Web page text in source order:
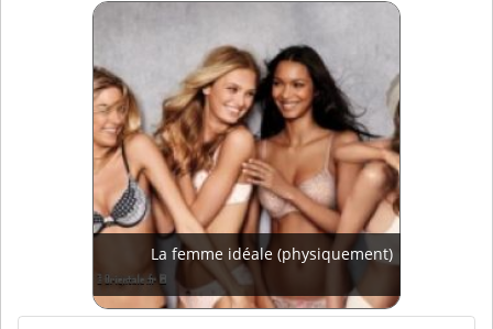
La femme idéale (physiquement)